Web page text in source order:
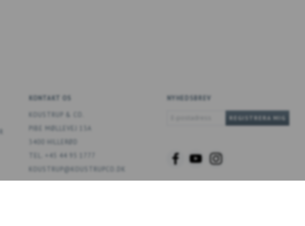
KONTAKT OS
PIBE MØLLEVEJ 13A
3400 HILLERØD
TEL. +45 44 95 1777
NYHEDSBREV
REGISTRERA MIG